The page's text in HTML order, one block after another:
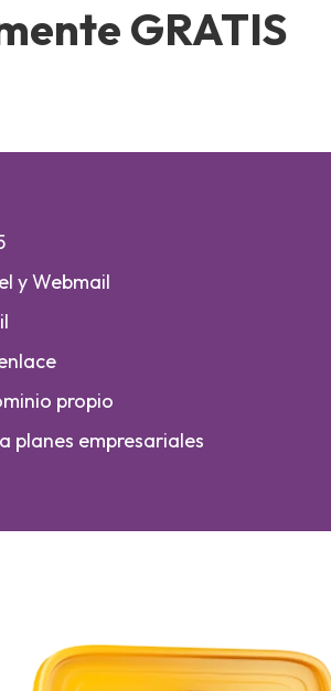
GRATIS
y Webmail
propio
planes empresariales